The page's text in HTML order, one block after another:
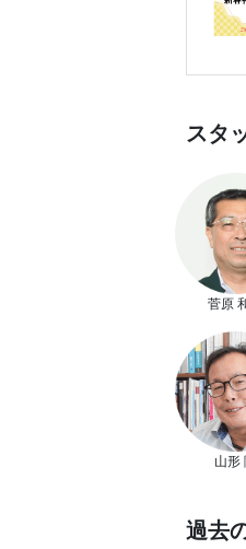
スタ
菅原
山形
過去